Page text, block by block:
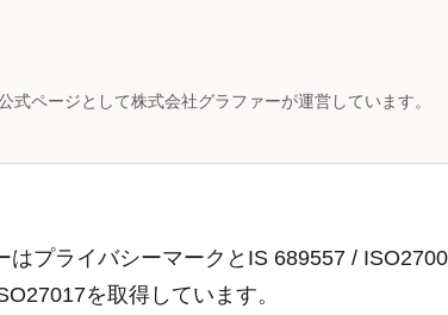
式ページとして株式会社グラファーが運営しています。
はプライバシーマークとIS 689557 /
を取得しています。